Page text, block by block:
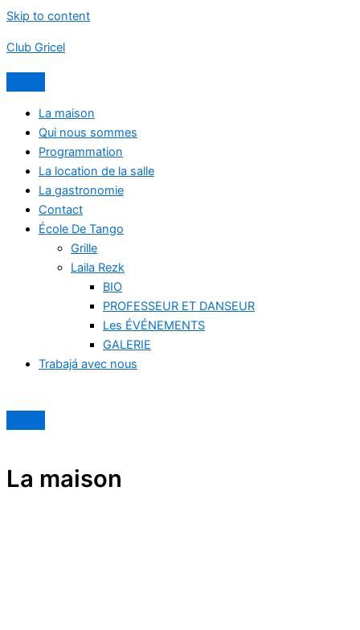
Skip to content
Club Gricel
La maison
Qui nous sommes
Programmation
La location de la salle
La gastronomie
Contact
École De Tango
Grille
Laila Rezk
BIO
PROFESSEUR ET DANSEUR
Les ÉVÉNEMENTS
GALERIE
Trabajá avec nous
La maison